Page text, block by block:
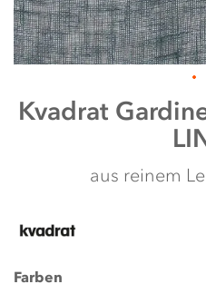
Zum
Anfang
Kvadrat
aus reinem
Farben